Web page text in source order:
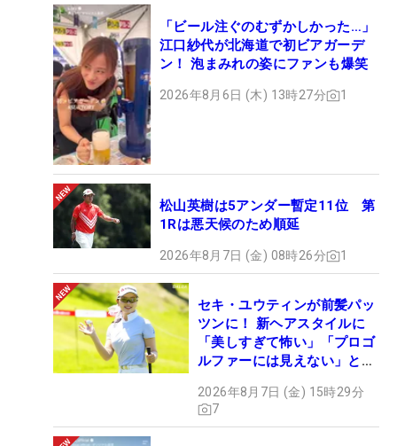
「ビール注ぐのむずかしかった…」
江口紗代が北海道で初ビアガーデ
ン！ 泡まみれの姿にファンも爆笑
2026年8月6日 (木) 13時27分 1
松山英樹は5アンダー暫定11位 第
1Rは悪天候のため順延
2026年8月7日 (金) 08時26分 1
セキ・ユウティンが前髪パッ
ツンに！ 新ヘアスタイルに
「美しすぎて怖い」「プロゴ
ルファーには見えない」とコ
2026年8月7日 (金) 15時29分
7